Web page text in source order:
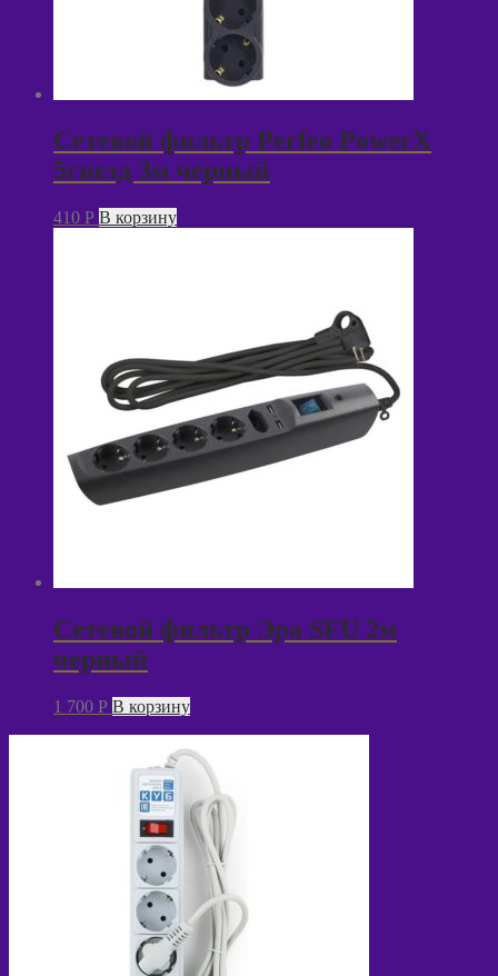
Сетевой фильтр Perfeo PowerX
5гнезд 3м черный
410 P В корзину
Сетевой фильтр Эра SFU 2м
черный
1 700 P В корзину